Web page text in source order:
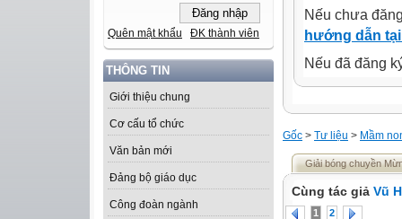
Quên mật khẩu ĐK thành viên
THÔNG TIN
Giới thiệu chung
Cơ cấu tổ chức
Văn bản mới
Đảng bộ giáo dục
Công đoàn ngành
Nếu chưa
hướng dẫn
Nếu đã đăng
Gốc > Tư liệu > Mầm
Giải bóng chuyền
Cùng tác giả Vũ
1 2